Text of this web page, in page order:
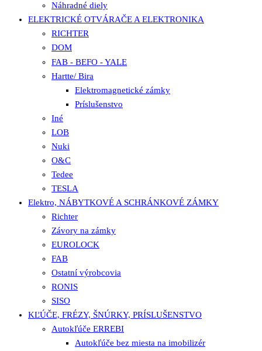
Náhradné diely
ELEKTRICKÉ OTVÁRAČE A ELEKTRONIKA
RICHTER
DOM
FAB - BEFO - YALE
Hartte/ Bira
Elektromagnetické zámky
Príslušenstvo
Iné
LOB
Nuki
O&C
Tedee
TESLA
Elektro, NÁBYTKOVÉ A SCHRÁNKOVÉ ZÁMKY
Richter
Závory na zámky
EUROLOCK
FAB
Ostatní výrobcovia
RONIS
SISO
KĽÚČE, FRÉZY, ŠNÚRKY, PRÍSLUŠENSTVO
Autokľúče ERREBI
Autokľúče bez miesta na imobilizér